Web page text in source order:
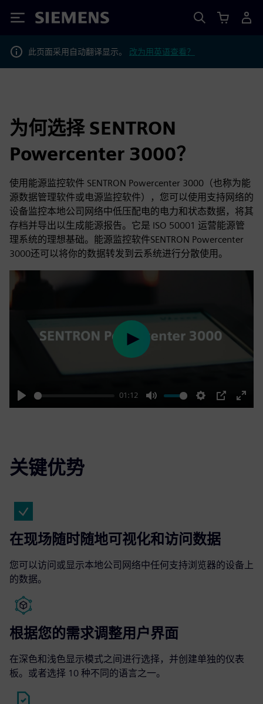
Siemens
此页面采用自动翻译显示。 改为用英语查看？
为何选择 SENTRON
Powercenter 3000？
使用能源监控软件 SENTRON Powercenter 3000（也称为能
源数据管理软件或电源监控软件），您可以使用支持网络的
设备监控本地公司网络中低压配电的电力和状态数据，将其
存档并导出以生成能源报告。它是 ISO 50001 运营能源管
理系统的理想基础。能源监控软件SENTRON Powercenter
3000还可以将你的数据转发到云系统进行分散使用。
Play
01:12
Mute Settings
PIP
Enter
Play
关键优势
在现场随时随地可视化和访问数据
您可以访问或显示本地公司网络中任何支持浏览器的设备上
的数据。
根据您的需求调整用户界面
在深色和浅色显示模式之间进行选择，并创建单独的仪表
板。或者选择 10 种不同的语言之一。